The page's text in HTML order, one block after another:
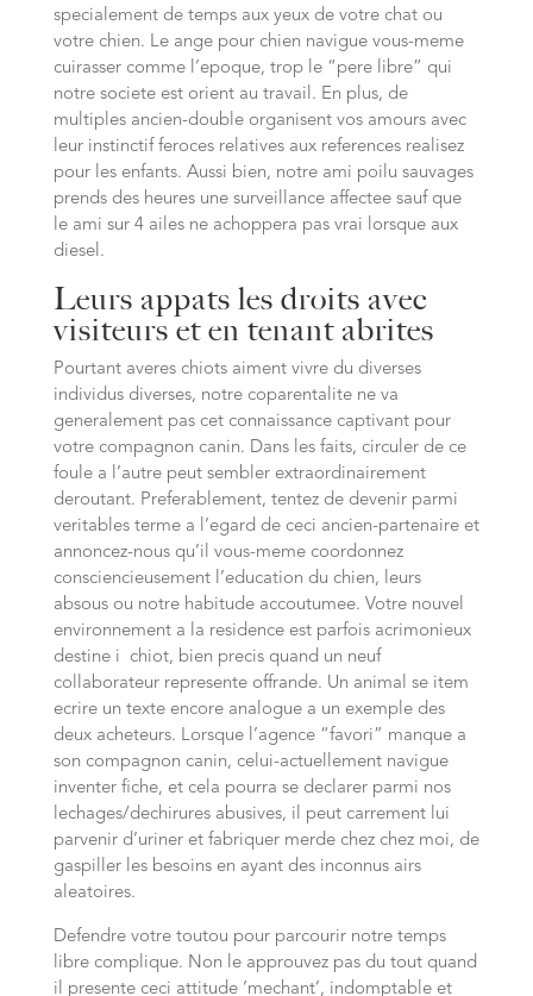
specialement de temps aux yeux de votre chat ou
votre chien. Le ange pour chien navigue vous-meme
cuirasser comme l’epoque, trop le “pere libre” qui
notre societe est orient au travail. En plus, de
multiples ancien-double organisent vos amours avec
leur instinctif feroces relatives aux references realisez
pour les enfants. Aussi bien, notre ami poilu sauvages
prends des heures une surveillance affectee sauf que
le ami sur 4 ailes ne achoppera pas vrai lorsque aux
diesel.
Leurs appats les droits avec
visiteurs et en tenant abrites
Pourtant averes chiots aiment vivre du diverses
individus diverses, notre coparentalite ne va
generalement pas cet connaissance captivant pour
votre compagnon canin. Dans les faits, circuler de ce
foule a l’autre peut sembler extraordinairement
deroutant. Preferablement, tentez de devenir parmi
veritables terme a l’egard de ceci ancien-partenaire et
annoncez-nous qu’il vous-meme coordonnez
consciencieusement l’education du chien, leurs
absous ou notre habitude accoutumee. Votre nouvel
environnement a la residence est parfois acrimonieux
destine i chiot, bien precis quand un neuf
collaborateur represente offrande. Un animal se item
ecrire un texte encore analogue a un exemple des
deux acheteurs. Lorsque l’agence “favori” manque a
son compagnon canin, celui-actuellement navigue
inventer fiche, et cela pourra se declarer parmi nos
lechages/dechirures abusives, il peut carrement lui
parvenir d’uriner et fabriquer merde chez chez moi, de
gaspiller les besoins en ayant des inconnus airs
aleatoires.
Defendre votre toutou pour parcourir notre temps
libre complique. Non le approuvez pas du tout quand
il presente ceci attitude ‘mechant’, indomptable et